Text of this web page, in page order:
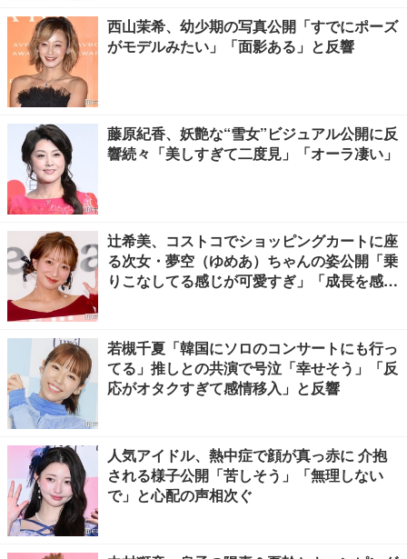
西山茉希、幼少期の写真公開「すでにポーズ
がモデルみたい」「面影ある」と反響
藤原紀香、妖艶な“雪女”ビジュアル公開に反
響続々「美しすぎて二度見」「オーラ凄い」
辻希美、コストコでショッピングカートに座
る次女・夢空（ゆめあ）ちゃんの姿公開「乗
りこなしてる感じが可愛すぎ」「成長を感じ
若槻千夏「韓国にソロのコンサートにも行っ
てる」推しとの共演で号泣「幸せそう」「反
応がオタクすぎて感情移入」と反響
人気アイドル、熱中症で顔が真っ赤に 介抱
される様子公開「苦しそう」「無理しない
で」と心配の声相次ぐ